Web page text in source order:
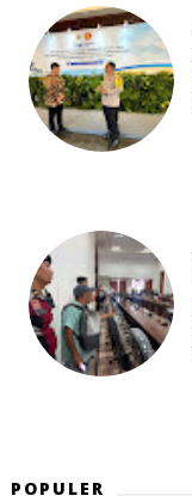
POPULER